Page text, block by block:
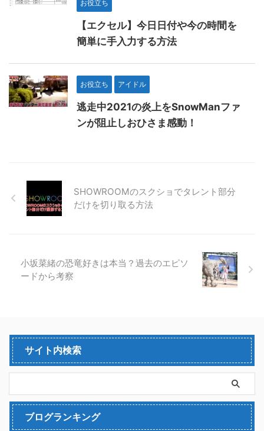
お役立ち
【エクセル】今日日付や今の時間を
簡単に手入力する方法
お役立ち アイドル
逃走中2021の炎上をSnowManファ
ンが阻止しおひさま感動！
SHOWROOMのスクショでタレント部分
だけを切り取る方法
小坂菜緒の恐竜好きは本当？過去のエピソ
ードから考察
サイト内検索
ブログランキング